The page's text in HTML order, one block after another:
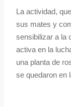
La actividad,
sus mates y
sensibilizar a la
activa en la
una planta de
se quedaron en